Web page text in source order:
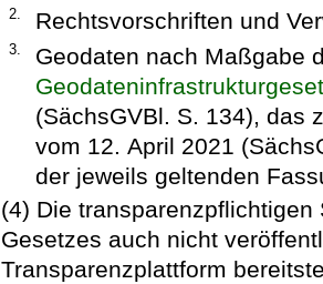
2. Rechtsvorschriften und
3.
Geodaten nach Maßgabe
(SächsGVBl. S. 134), das
vom 12. April 2021
der jeweils geltenden
(4) Die
Gesetzes auch nicht
Transparenzplattform